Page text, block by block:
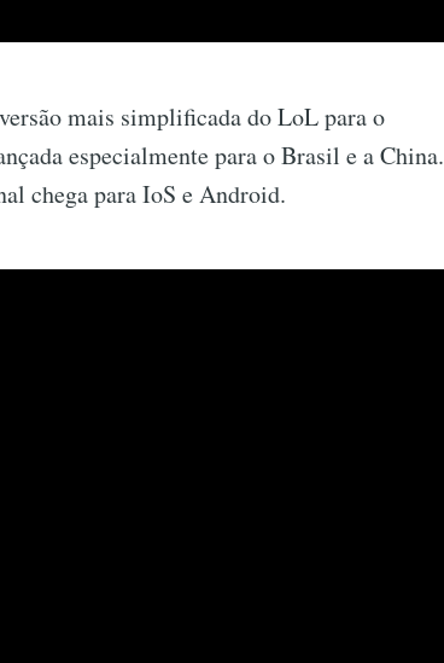
mais simplificada do LoL para o
especialmente para o Brasil e a China.
chega para IoS e Android.